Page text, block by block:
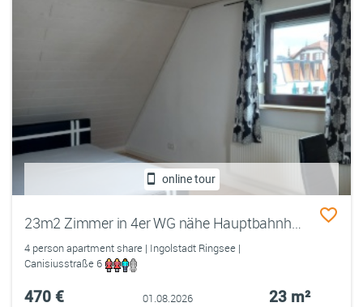
online tour
23m2 Zimmer in 4er WG nähe Hauptbahnhof mit Garten
4 person apartment share | Ingolstadt Ringsee |
Canisiusstraße 6
470 € 01.08.2026 23 m²